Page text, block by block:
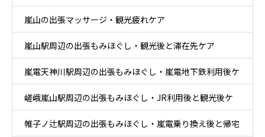
嵐山の出張マッサージ・観光疲れケア
嵐山駅周辺の出張もみほぐし・観光後と滞在先ケア
嵐電天神川駅周辺の出張もみほぐし・嵐電地下鉄利用後ケ
ア
嵯峨嵐山駅周辺の出張もみほぐし・JR利用後と観光後ケ
ア
帷子ノ辻駅周辺の出張もみほぐし・嵐電乗り換え後と帰宅